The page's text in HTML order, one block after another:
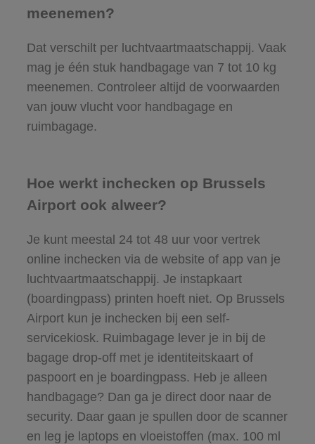
meenemen?
Dat verschilt per luchtvaartmaatschappij. Vaak
mag je één stuk handbagage van 7 tot 10 kg
meenemen. Controleer altijd de voorwaarden
van jouw vlucht voor handbagage en
ruimbagage.
Hoe werkt inchecken op Brussels
Airport ook alweer?
Je kunt meestal 24 tot 48 uur voor vertrek
online inchecken via de website of app van je
luchtvaartmaatschappij. Je instapkaart
(boardingpass) printen hoeft niet. Op Brussels
Airport kun je inchecken bij een self-
servicekiosk. Ruimbagage lever je in bij de
bagage drop-off met je identiteitskaart of
paspoort en je boardingpass. Heb je alleen
handbagage? Dan ga je direct door naar de
security. Daar gaan je spullen door de scanner
en leg je laptops en vloeistoffen (max. 100 ml